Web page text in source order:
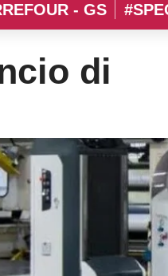
- GS
di